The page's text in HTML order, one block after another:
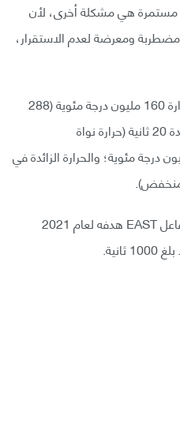
مستمرة هي مشكلة أخرى، لأن
ومعرضة لعدم الاستقرار،
سجل مفاعل EAST سابقًا درجة حرارة 160 مليون درجة مئوية (288
مليون درجة فهرنهايت)، استمرت مدة 20 ثانية (حرارة نواة
سبيل المثال، 15 مليون درجة مئوية؛ والحرارة الزائدة في
في 30 ديسمبر عام 2021 حقق مفاعل EAST هدفه لعام 2021